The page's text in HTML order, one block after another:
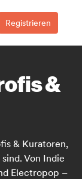
Registrieren
&
& Kuratoren,
Von Indie
Electropop –